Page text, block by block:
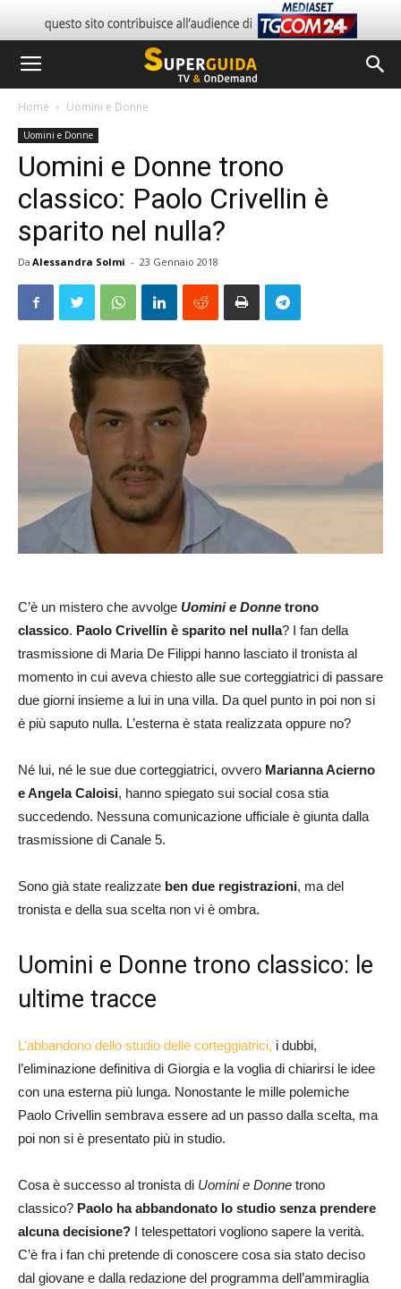
Home Uomini e Donne
Uomini e Donne
Uomini e Donne trono
classico: Paolo Crivellin è
sparito nel nulla?
Da Alessandra Solmi - 23 Gennaio 2018
C’è un mistero che avvolge Uomini e Donne trono
classico. Paolo Crivellin è sparito nel nulla? I fan della
trasmissione di Maria De Filippi hanno lasciato il tronista al
momento in cui aveva chiesto alle sue corteggiatrici di passare
due giorni insieme a lui in una villa. Da quel punto in poi non si
è più saputo nulla. L’esterna è stata realizzata oppure no?
Né lui, né le sue due corteggiatrici, ovvero Marianna Acierno
e Angela Caloisi, hanno spiegato sui social cosa stia
succedendo. Nessuna comunicazione ufficiale è giunta dalla
trasmissione di Canale 5.
Sono già state realizzate ben due registrazioni, ma del
tronista e della sua scelta non vi è ombra.
Uomini e Donne trono classico: le
ultime tracce
L’abbandono dello studio delle corteggiatrici, i dubbi,
l’eliminazione definitiva di Giorgia e la voglia di chiarirsi le idee
con una esterna più lunga. Nonostante le mille polemiche
Paolo Crivellin sembrava essere ad un passo dalla scelta, ma
poi non si è presentato più in studio.
Cosa è successo al tronista di Uomini e Donne trono
classico? Paolo ha abbandonato lo studio senza prendere
alcuna decisione?
I telespettatori vogliono sapere la verità.
C’è fra i fan chi pretende di conoscere cosa sia stato deciso
dal giovane e dalla redazione del programma dell’ammiraglia